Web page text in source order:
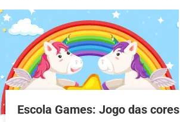
Escola Games: Jogo das cores